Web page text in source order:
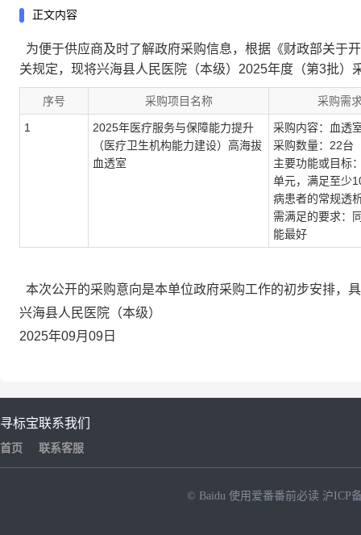
正文内容
为便于供应商及时了解政府采购信息，根据《财政部关于
关规定，现将兴海县人民医院（本级）2025年度（第3批）
序号 采购项目名称 采购需
1
2025年医疗服务与保障能力提升
（医疗卫生机构能力建设）高海拔
血透室
采购内容：血透
采购数量：22台
主要功能或目标
单元，满足至少
病患者的常规透
需满足的要求：
能最好
本次公开的采购意向是本单位政府采购工作的初步安排，
兴海县人民医院（本级）
2025年09月09日
寻标宝
首页
联系我们
联系客服
© Baidu 使用爱番番前必读 沪ICP